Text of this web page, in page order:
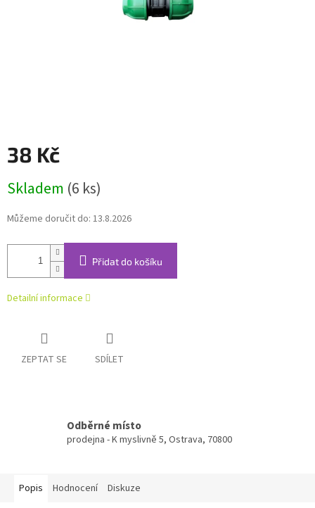
38 Kč
cena:
Skladem (6 ks)
Můžeme doručit do: 13.8.2026
Přidat do košíku
Detailní informace
ZEPTAT SE SDÍLET
Odběrné místo
prodejna - K myslivně 5, Ostrava, 70800
Popis Hodnocení Diskuze